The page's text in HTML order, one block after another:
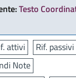
Testo
attivi Rif. passivi
Note